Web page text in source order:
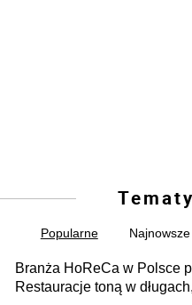
Tematy
Popularne Najnowsze
Branża HoReCa w Polsce
Restauracje toną w